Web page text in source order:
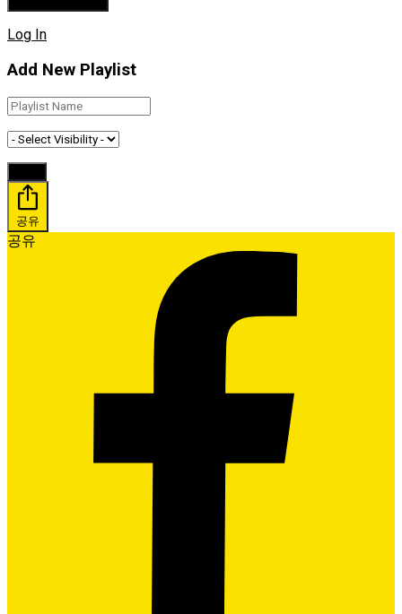
Log In
Add New Playlist
공유
공유